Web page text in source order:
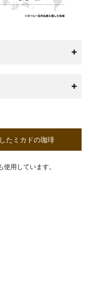
たミカドの珈琲
用しています。